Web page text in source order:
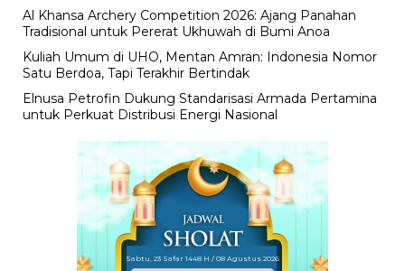
Al Khansa Archery Competition 2026: Ajang Panahan
Tradisional untuk Pererat Ukhuwah di Bumi Anoa
Kuliah Umum di UHO, Mentan Amran: Indonesia Nomor
Satu Berdoa, Tapi Terakhir Bertindak
Elnusa Petrofin Dukung Standarisasi Armada Pertamina
untuk Perkuat Distribusi Energi Nasional
Sabtu, 23 Safar 1448 H / 08 Agustus 2026